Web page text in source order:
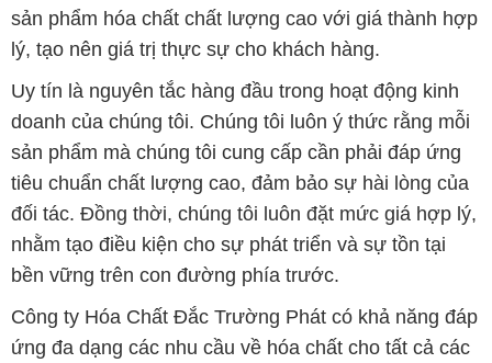
sản phẩm mà chúng tôi cung cấp cần phải đáp ứng
tiêu chuẩn chất lượng cao, đảm bảo sự hài lòng của
đối tác. Đồng thời, chúng tôi luôn đặt mức giá hợp lý,
nhằm tạo điều kiện cho sự phát triển và sự tồn tại
bền vững trên con đường phía trước.
Công ty Hóa Chất Đắc Trường Phát có khả năng đáp
ứng đa dạng các nhu cầu về hóa chất cho tất cả các
ngành nghề và lĩnh vực sản xuất tại TP. Hồ Chí Minh.
Chúng tôi đặt sứ mệnh cung cấp và phân phối những
sản phẩm hóa chất đáng tin cậy, chất lượng và có giá
thành tốt nhất.